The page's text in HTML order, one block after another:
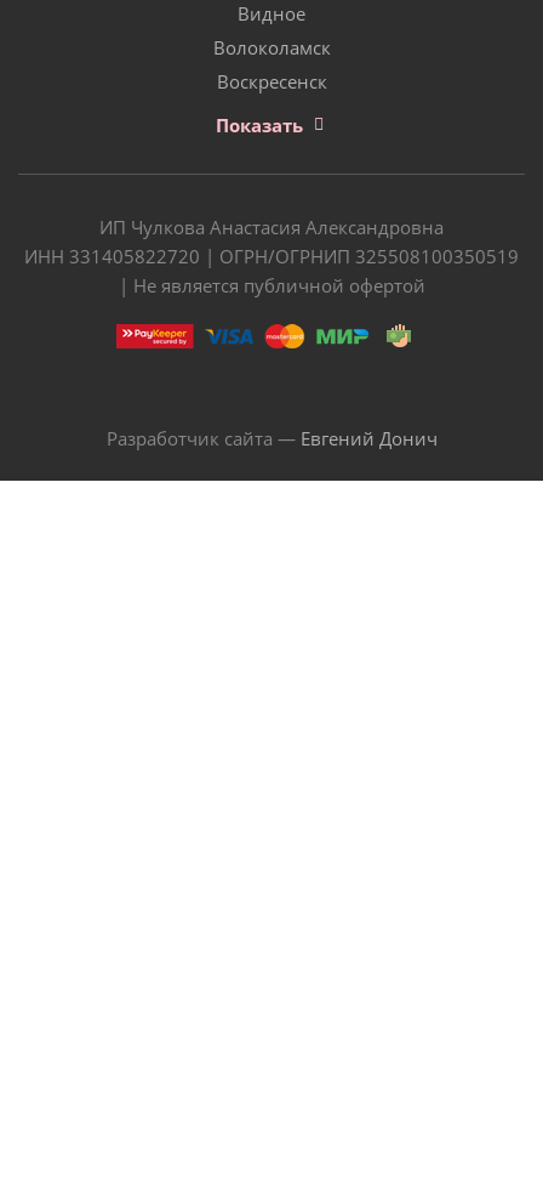
Видное
Волоколамск
Воскресенск
Показать
ИП Чулкова Анастасия Александровна
ИНН 331405822720 | ОГРН/ОГРНИП 325508100350519
| Не является публичной офертой
Разработчик сайта — Евгений Донич